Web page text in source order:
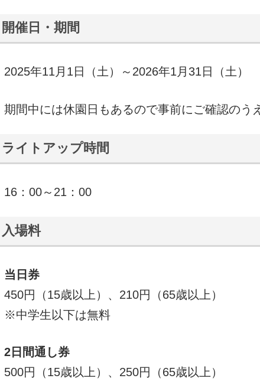
開催日・期間
2025年11月1日（土）～2026年1月31日（土）
期間中には休園日もあるので事前にご確認のう
ライトアップ時間
16：00～21：00
入場料
当日券
450円（15歳以上）、210円（65歳以上）
※中学生以下は無料
2日間通し券
500円（15歳以上）、250円（65歳以上）